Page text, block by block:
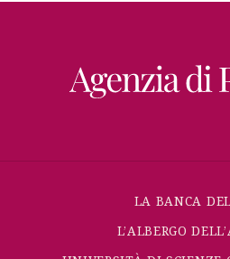
LA BANCA
L’ALBERGO